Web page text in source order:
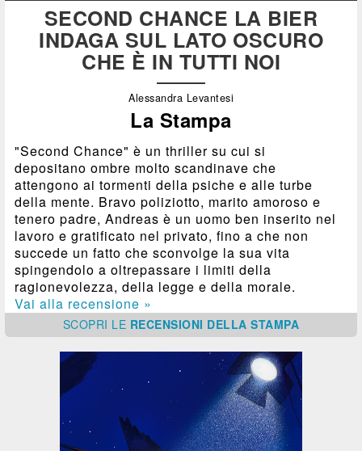
SECOND CHANCE LA BIER
INDAGA SUL LATO OSCURO
CHE È IN TUTTI NOI
Alessandra Levantesi
La Stampa
"Second Chance" è un thriller su cui si
depositano ombre molto scandinave che
attengono ai tormenti della psiche e alle turbe
della mente. Bravo poliziotto, marito amoroso e
tenero padre, Andreas è un uomo ben inserito nel
lavoro e gratificato nel privato, fino a che non
succede un fatto che sconvolge la sua vita
spingendolo a oltrepassare i limiti della
ragionevolezza, della legge e della morale.
Vai alla recensione »
SCOPRI LE RECENSIONI DELLA STAMPA